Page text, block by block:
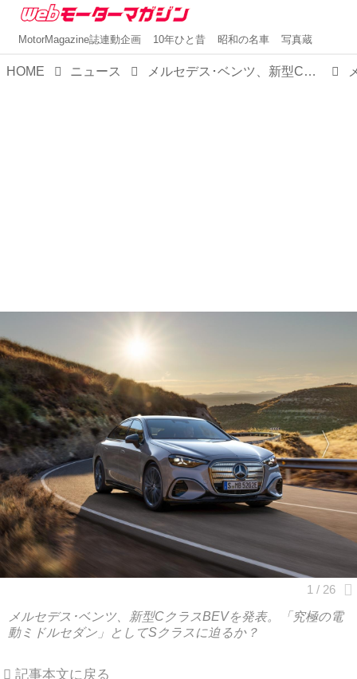
MotorMagazine誌連動企画 10年ひと昔 昭和の名車 写真蔵
HOME ニュース メルセデス･ベンツ、新型CクラスBEVを発表。「究極の電動ミドルセダン」としてSクラスに迫るか？
メルセデス･ベンツ、新型CクラスBEVを発表。「究極の電
動ミドルセダン」としてSクラスに迫るか？
記事本文に戻る